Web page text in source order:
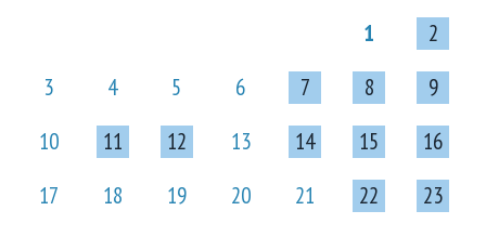
1
2
3
4 5 6 7 8
9
10
11 12 13 14 15
16
17
18 19 20 21 22
23